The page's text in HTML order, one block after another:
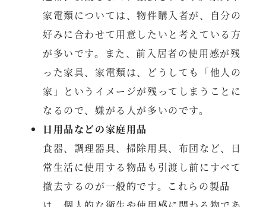
家電類については、物件購入者が、自分の
好みに合わせて用意したいと考えている方
が多いです。また、前入居者の使用感が残
った家具、家電類は、どうしても「他人の
家」というイメージが残ってしまうことに
なるので、嫌がる人が多いのです。
日用品などの家庭用品
食器、調理器具、掃除用具、布団など、日
常生活に使用する物品も引渡し前にすべて
撤去するのが一般的です。これらの製品